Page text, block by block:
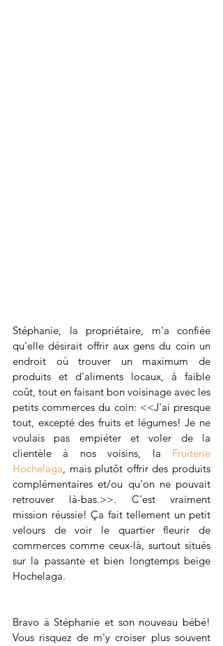
Stéphanie, la propriétaire, m'a confiée
qu'elle désirait offrir aux gens du coin un
endroit où trouver un maximum de
produits et d'aliments locaux, à faible
coût, tout en faisant bon voisinage avec les
petits commerces du coin: <<J'ai presque
tout, excepté des fruits et légumes! Je ne
voulais pas empiéter et voler de la
clientèle à nos voisins, la Fruiterie
Hochelaga, mais plutôt offrir des produits
complémentaires et/ou qu'on ne pouvait
retrouver là-bas.>>. C'est vraiment
mission réussie! Ça fait tellement un petit
velours de voir le quartier fleurir de
commerces comme ceux-là, surtout situés
sur la passante et bien longtemps beige
Hochelaga.
Bravo à Stéphanie et son nouveau bébé!
Vous risquez de m'y croiser plus souvent